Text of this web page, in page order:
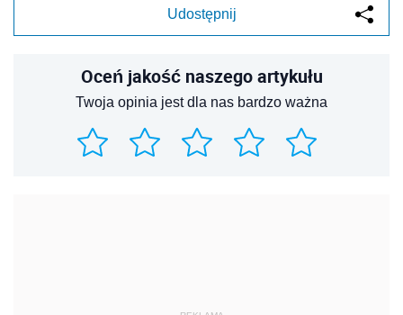
Udostępnij
Oceń jakość naszego artykułu
Twoja opinia jest dla nas bardzo ważna